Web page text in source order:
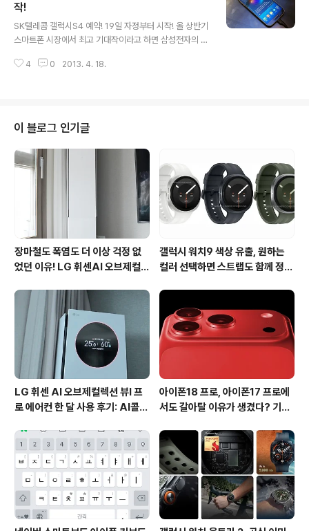
다. 이번 포스팅에서는 "SK텔레콤 LTE 어디까지 가봤
니?"라는 주제로 서울 지하철 7호선 부평구청~장암 노선
의 LTE 속도를 측정해보았습니다. 서울 지하철 7호선 SK
어플 벤치비를 설치하고 실행해 LTE 속도를 측정했으며,
작!
SK텔레콤 갤럭시S4 예약! 19일 자정부터 시작! 올 상반기
스마트폰 시장에서 최고 기대작이라고 하면 삼성전자의 갤
초 옥타코어 AP(1.6GHz 옥타코어 엑시노트)를 탑재한 스
이러한 갤럭시S4는 국내 최고 LTE 커버리지를 갖추고 있
는 SK텔레콤의 멀티캐리어와 최대 1.3Gbps의 기가 와이
파이에 최적화되어 있다고 하는데요. 국내 최대 통신사인
SK텔레콤에서는 갤럭시S4 출시 전 19일 자정부터 1만명
한정으로 예약가입을 받는다고 합니다. 예약가입 방법은
간단합니다. SK텔레콤 ..
4 0 2013. 4. 18.
이 블로그 인기글
장마철도 폭염도 더 이상 걱정 없
었던 이유! LG 휘센AI 오브제컬렉
사용 후기
갤럭시 워치9 색상 유출, 원하는
컬러 선택하면 스트랩도 함께 정해
LG 휘센 AI 오브제컬렉션 뷰I 프
로 에어컨 한 달 사용 후기: AI콜드
아이폰18 프로, 아이폰17 프로에
서도 갈아탈 이유가 생겼다? 기대